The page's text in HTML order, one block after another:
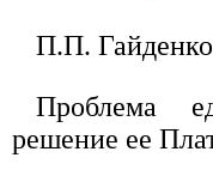
П.П. Гайденко
Проблема
решение ее